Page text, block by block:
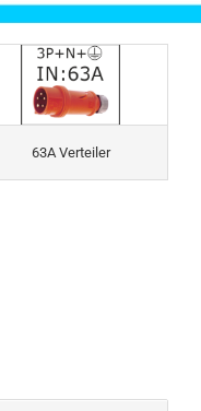
63A Verteiler